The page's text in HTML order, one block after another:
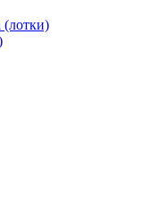
(лотки)